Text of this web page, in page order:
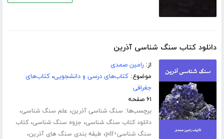
دانلود کتاب سنگ شناسی آذرین
از:رامین صمدی
موضوع:کتاب‌های درسی و دانشجویی،کتاب‌های
جغرافی
۶۱ صفحه
برچسب‌ها: سنگ شناسی آذرین، علم سنگ شناسی،
دانلود کتاب سنگ شناسی، جزوه سنگ شناسی،کتاب
سنگ شناسی+pdf
، طبقه بندی سنگ های آذرین،